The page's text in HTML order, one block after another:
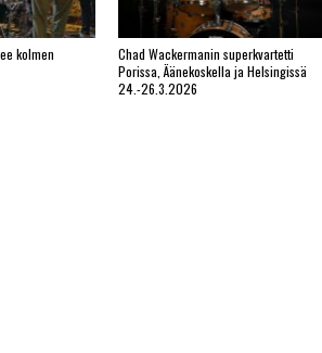
kolmen
Chad Wackermanin superkvartetti
Porissa, Äänekoskella ja Helsingissä
24.-26.3.2026